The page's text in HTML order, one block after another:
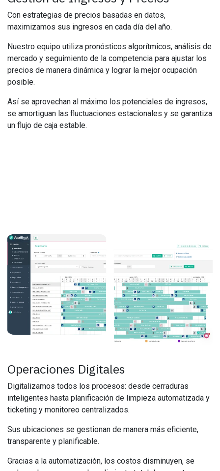
Con estrategias de precios basadas en datos,
maximizamos sus ingresos en cada día del año.
Nuestro equipo utiliza pronósticos algorítmicos, análisis de
mercado y seguimiento de la competencia para ajustar los
precios de manera dinámica y lograr la mejor ocupación
posible.
Así se aprovechan al máximo los potenciales de ingresos,
se amortiguan las fluctuaciones estacionales y se garantiza
un flujo de caja estable.
Operaciones Digitales
Digitalizamos todos los procesos: desde cerraduras
inteligentes hasta planificación de limpieza automatizada y
ticketing y monitoreo centralizados.
Sus ubicaciones se gestionan de manera más eficiente,
transparente y planificable.
Gracias a la automatización, los costos disminuyen, se